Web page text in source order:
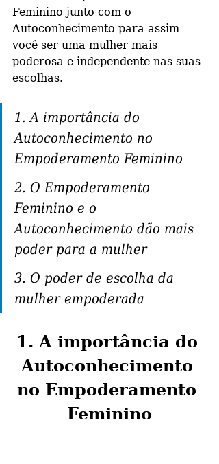
Feminino junto com o
Autoconhecimento para assim
você ser uma mulher mais
poderosa e independente nas suas
escolhas.
1. A importância do
Autoconhecimento no
Empoderamento Feminino
2. O Empoderamento
Feminino e o
Autoconhecimento dão mais
poder para a mulher
3. O poder de escolha da
mulher empoderada
1. A importância do
Autoconhecimento
no Empoderamento
Feminino